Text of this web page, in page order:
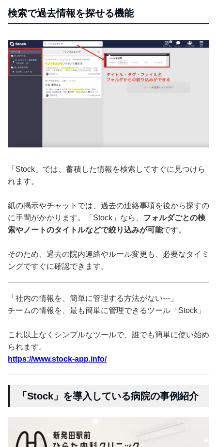
検索で過去情報を探せる機能
「Stock」では、蓄積した情報を検索してすぐに見つけら
れます。
紙の掲示やチャットでは、過去の連絡事項を後から探すの
に手間がかかります。「Stock」なら、 フォルダごとの検
索やノートのタイトルなどで絞り込みが可能です。
そのため、過去の院内連絡やルール変更も、必要なタイミ
ングですぐに確認できます。
「社内の情報を、簡単に管理する方法がない---」
チームの情報を、最も簡単に管理できるツール「Stock」
これ以上なくシンプルなツールで、誰でも簡単に使い始め
られます。
https://www.stock-app.info/
「Stock」を導入している病院の事例紹介